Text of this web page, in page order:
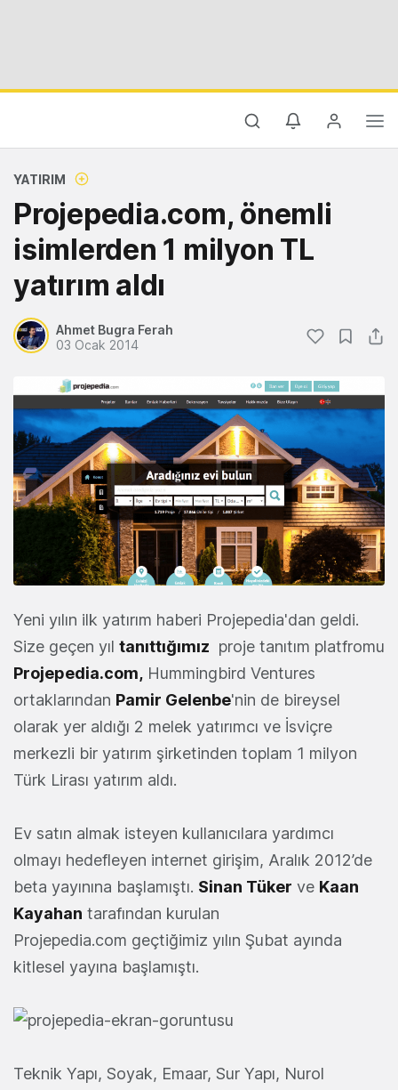
YATIRIM
Projepedia.com, önemli
isimlerden 1 milyon TL
yatırım aldı
Ahmet Bugra Ferah
03 Ocak 2014
Yeni yılın ilk yatırım haberi Projepedia'dan geldi.
Size geçen yıl tanıttığımız proje tanıtım platfromu
Projepedia.com, Hummingbird Ventures
ortaklarından Pamir Gelenbe'nin de bireysel
olarak yer aldığı 2 melek yatırımcı ve İsviçre
merkezli bir yatırım şirketinden toplam 1 milyon
Türk Lirası yatırım aldı.
Ev satın almak isteyen kullanıcılara yardımcı
olmayı hedefleyen internet girişim, Aralık 2012’de
beta yayınına başlamıştı. Sinan Tüker ve Kaan
Kayahan tarafından kurulan
Projepedia.com geçtiğimiz yılın Şubat ayında
kitlesel yayına başlamıştı.
Teknik Yapı, Soyak, Emaar, Sur Yapı, Nurol